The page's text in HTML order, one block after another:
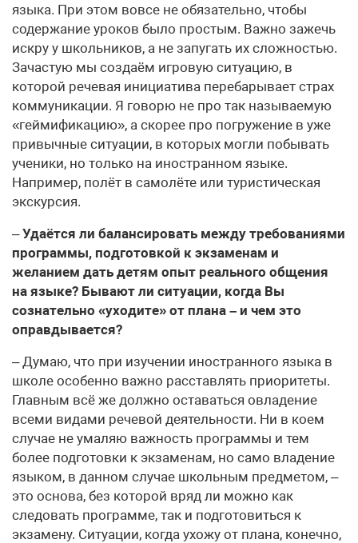
языка. При этом вовсе не обязательно, чтобы
содержание уроков было простым. Важно зажечь
искру у школьников, а не запугать их сложностью.
Зачастую мы создаём игровую ситуацию, в
которой речевая инициатива перебарывает страх
коммуникации. Я говорю не про так называемую
«геймификацию», а скорее про погружение в уже
привычные ситуации, в которых могли побывать
ученики, но только на иностранном языке.
Например, полёт в самолёте или туристическая
экскурсия.
–Удаётся ли балансировать между требованиями
программы, подготовкой к экзаменам и
желанием дать детям опыт реального общения
на языке? Бывают ли ситуации, когда Вы
сознательно «уходите» от плана – и чем это
оправдывается?
– Думаю, что при изучении иностранного языка в
школе особенно важно расставлять приоритеты.
Главным всё же должно оставаться овладение
всеми видами речевой деятельности. Ни в коем
случае не умаляю важность программы и тем
более подготовки к экзаменам, но само владение
языком, в данном случае школьным предметом, –
это основа, без которой вряд ли можно как
следовать программе, так и подготовиться к
экзамену. Ситуации, когда ухожу от плана, конечно,